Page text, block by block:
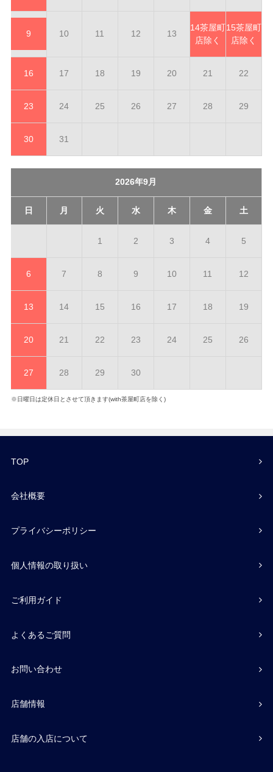
9 10 11 12 13
14茶屋町
店除く
15茶屋町
店除く
16 17 18 19 20 21 22
23 24 25 26 27 28 29
30 31
2026年9月
日 月 火 水 木 金 土
1 2 3 4 5
6 7 8 9 10 11 12
13 14 15 16 17 18 19
20 21 22 23 24 25 26
27 28 29 30
※日曜日は定休日とさせて頂きます(with茶屋町店を除く)
TOP
会社概要
プライバシーポリシー
個人情報の取り扱い
ご利用ガイド
よくあるご質問
お問い合わせ
店舗情報
店舗の入店について